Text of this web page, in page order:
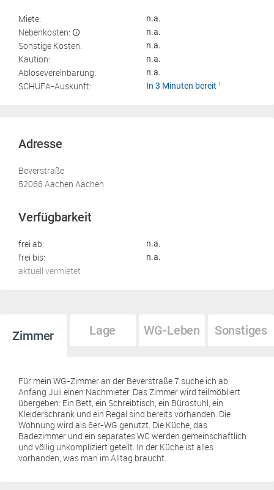
Miete: n.a.
Nebenkosten: n.a.
Sonstige Kosten: n.a.
Kaution: n.a.
Ablösevereinbarung: n.a.
SCHUFA-Auskunft: In 3 Minuten bereit 1
Adresse
Beverstraße
52066 Aachen Aachen
Verfügbarkeit
frei ab: n.a.
frei bis: n.a.
aktuell vermietet
Zimmer Lage WG-Leben Sonstiges
Für mein WG-Zimmer an der Beverstraße 7 suche ich ab
Anfang Juli einen Nachmieter. Das Zimmer wird teilmöbliert
übergeben: Ein Bett, ein Schreibtisch, ein Bürostuhl, ein
Kleiderschrank und ein Regal sind bereits vorhanden. Die
Wohnung wird als 6er-WG genutzt. Die Küche, das
Badezimmer und ein separates WC werden gemeinschaftlich
und völlig unkompliziert geteilt. In der Küche ist alles
vorhanden, was man im Alltag braucht.